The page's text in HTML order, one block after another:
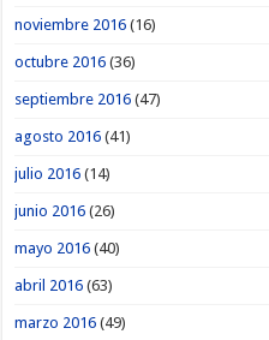
noviembre 2016 (16)
octubre 2016 (36)
septiembre 2016 (47)
agosto 2016 (41)
julio 2016 (14)
junio 2016 (26)
mayo 2016 (40)
abril 2016 (63)
marzo 2016 (49)